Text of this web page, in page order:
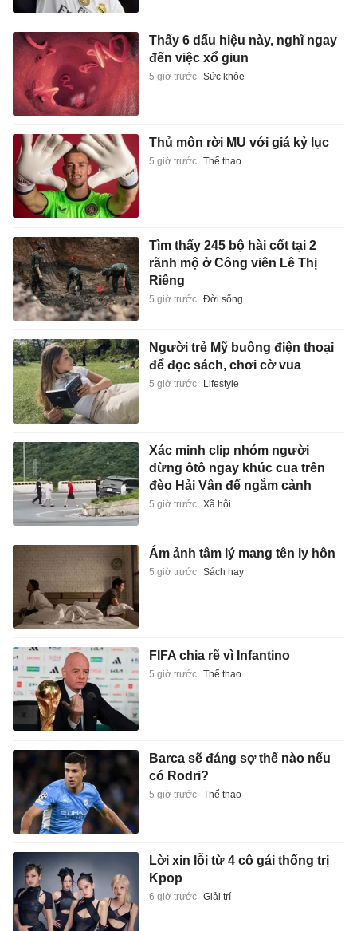
Thấy 6 dấu hiệu này, nghĩ ngay
đến việc xổ giun
5 giờ trước Sức khỏe
Thủ môn rời MU với giá kỷ lục
5 giờ trước Thể thao
Tìm thấy 245 bộ hài cốt tại 2
rãnh mộ ở Công viên Lê Thị
Riêng
5 giờ trước Đời sống
Người trẻ Mỹ buông điện thoại
để đọc sách, chơi cờ vua
5 giờ trước Lifestyle
Xác minh clip nhóm người
dừng ôtô ngay khúc cua trên
đèo Hải Vân để ngắm cảnh
5 giờ trước Xã hội
Ám ảnh tâm lý mang tên ly hôn
5 giờ trước Sách hay
FIFA chia rẽ vì Infantino
5 giờ trước Thể thao
Barca sẽ đáng sợ thế nào nếu
có Rodri?
5 giờ trước Thể thao
Lời xin lỗi từ 4 cô gái thống trị
Kpop
6 giờ trước Giải trí